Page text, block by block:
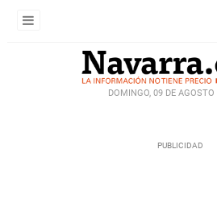
DOMINGO, 09 DE AGOSTO